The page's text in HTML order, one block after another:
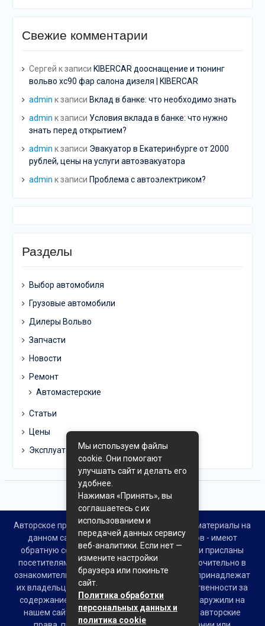
Свежие комментарии
Сергей к записи KIBERCAR дооснащение и тюнинг
вольво хс90 фар салона дизеля | KIBERCAR
admin к записи Вклад в банке: что необходимо знать
admin к записи Условия вклада в банке: что нужно
знать перед открытием?
admin к записи Эвакуатор в Екатеринбурге от 2000
рублей, цены на услуги автоэвакуатора
admin к записи Проблема с автоэлектриком?
Разделы
Выбор автомобиля
Грузовые автомобили
Дилеры Вольво
Запчасти
Новости
Ремонт
Автомастерские
Статьи
Цены
Эксплуатация
Авторское право © Все права защищены. Все материалы на
данном сайте взяты из открытых источников - имеют
обратную ссылку на материал в интернете или присланы
посетителями сайта и предоставляются исключительно в
ознакомительных целях. Права на материалы принадлежат
их владельцам. Администрация сайта ответственности за
содержание материала не несет. Если Вы обнаружили на
нашем сайте материалы, которые нарушают авторские
Мы используем файлы
cookie. Они помогают
улучшать сайт и делать его
удобнее.
Нажимая «Принять», вы
соглашаетесь с их
использованием и
передачей данных сервису
веб-аналитики. Если нет —
измените настройки
браузера или покиньте
сайт.
Политика обработки
персональных данных и
политика cookie